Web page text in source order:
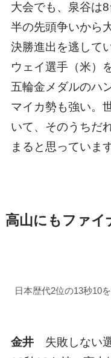
大会でも、泉谷は
半の先頭争いから
決勝進出を逃して
ウェイ選手（米）
五輪金メダルのハ
マイカ勢も強い。
いて、そのうちだ
まると思っています
高山にもファ
日本歴代2位の13秒10
金井失敗しない選